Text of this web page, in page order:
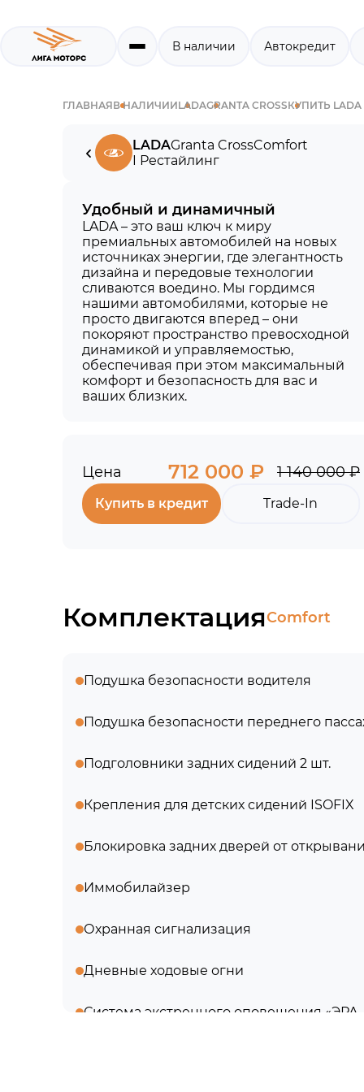
В наличии Автокредит
ГЛАВНАЯВ НАЛИЧИИLADAGRANTA CROSSКУПИТЬ LADA
LADAGranta CrossComfort
I Рестайлинг
Удобный и динамичный
LADA – это ваш ключ к миру
премиальных автомобилей на новых
источниках энергии, где элегантность
дизайна и передовые технологии
сливаются воедино. Мы гордимся
нашими автомобилями, которые не
просто двигаются вперед – они
покоряют пространство превосходной
динамикой и управляемостью,
обеспечивая при этом максимальный
комфорт и безопасность для вас и
ваших близких.
Цена 712 000 ₽ 1 140 000 ₽
Купить в кредит Trade-In
КомплектацияComfort
Подушка безопасности водителя
Подушка безопасности переднего
Подголовники задних сидений 2 шт.
Крепления для детских сидений ISOFIX
Блокировка задних дверей от
Иммобилайзер
Охранная сигнализация
Дневные ходовые огни
Система экстренного оповещения